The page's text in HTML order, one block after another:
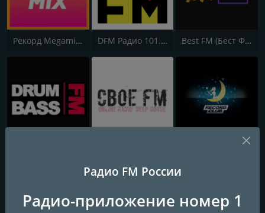
Рекорд Megamix (Record Megamix) DFM Радио 101.2 FM (DFM Radio) Best FM (Бест ФМ)
Радио FM России
Радио-приложение номер 1